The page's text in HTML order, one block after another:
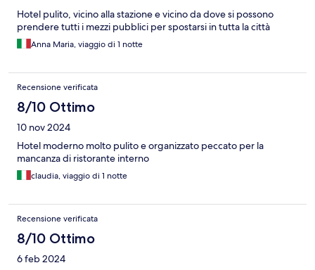
Hotel pulito, vicino alla stazione e vicino da dove si possono
prendere tutti i mezzi pubblici per spostarsi in tutta la città
Anna Maria, viaggio di 1 notte
Recensione verificata
8/10 Ottimo
10 nov 2024
Hotel moderno molto pulito e organizzato peccato per la
mancanza di ristorante interno
claudia, viaggio di 1 notte
Recensione verificata
8/10 Ottimo
6 feb 2024